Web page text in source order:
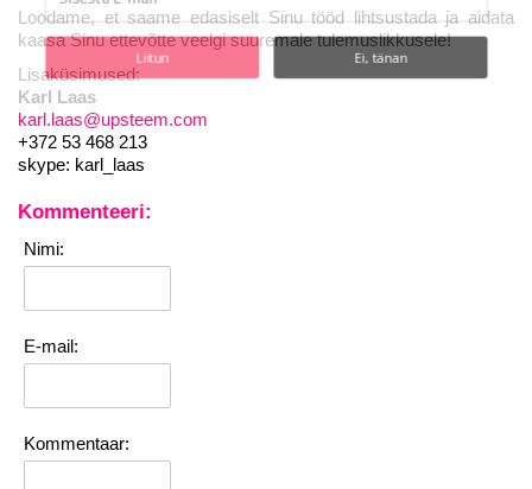
Loodame, et saame edasiselt Sinu tööd lihtsustada ja aidata
kaasa Sinu ettevõtte veelgi suuremale tulemuslikkusele!
Lisaküsimused:
Karl Laas
karl.laas@upsteem.com
+372 53 468 213
skype: karl_laas
Kommenteeri:
Nimi:
E-mail:
Kommentaar:
Ei, tänan
Liitun